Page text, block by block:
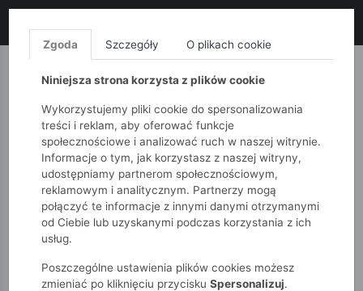
MONNARI QUIOSQUE
51015kids
Chłopcy 7-12 lat
Czapka szara z daszkiem z nadrukiem czaszki
Zgoda Szczegóły O plikach cookie
Niniejsza strona korzysta z plików cookie
Wykorzystujemy pliki cookie do spersonalizowania
treści i reklam, aby oferować funkcje
społecznościowe i analizować ruch w naszej witrynie.
Informacje o tym, jak korzystasz z naszej witryny,
udostępniamy partnerom społecznościowym,
reklamowym i analitycznym. Partnerzy mogą
połączyć te informacje z innymi danymi otrzymanymi
od Ciebie lub uzyskanymi podczas korzystania z ich
usług.
Poszczególne ustawienia plików cookies możesz
zmieniać po kliknięciu przycisku Spersonalizuj.